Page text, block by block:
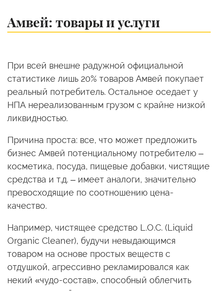
Амвей: товары и услуги
При всей внешне радужной официальной
статистике лишь 20% товаров Амвей покупает
реальный потребитель. Остальное оседает у
НПА нереализованным грузом с крайне низкой
ликвидностью.
Причина проста: все, что может предложить
бизнес Амвей потенциальному потребителю –
косметика, посуда, пищевые добавки, чистящие
средства и т.д. – имеет аналоги, значительно
превосходящие по соотношению цена-
качество.
Например, чистящее средство L.O.C. (Liquid
Organic Cleaner), будучи невыдающимся
товаром на основе простых веществ с
отдушкой, агрессивно рекламировался как
некий «чудо-состав», способный облегчить